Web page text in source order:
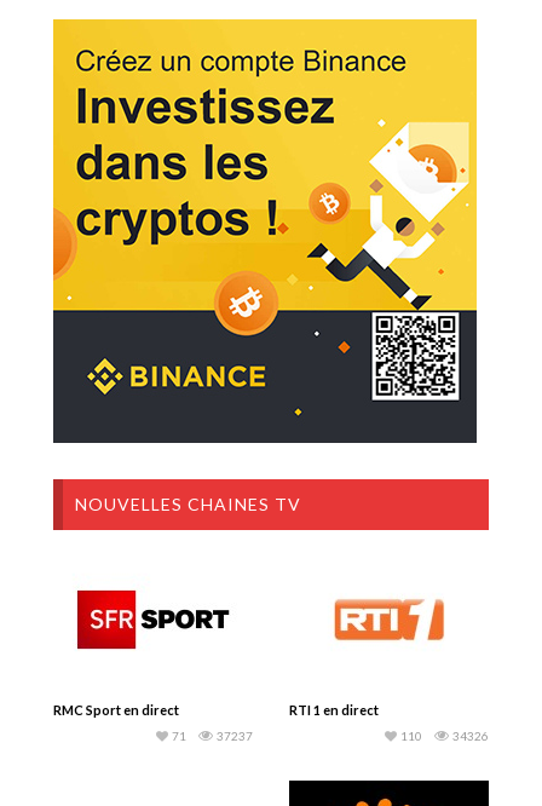
NOUVELLES CHAINES TV
RMC Sport en direct
37237
71
RTI 1 en direct
34326
110